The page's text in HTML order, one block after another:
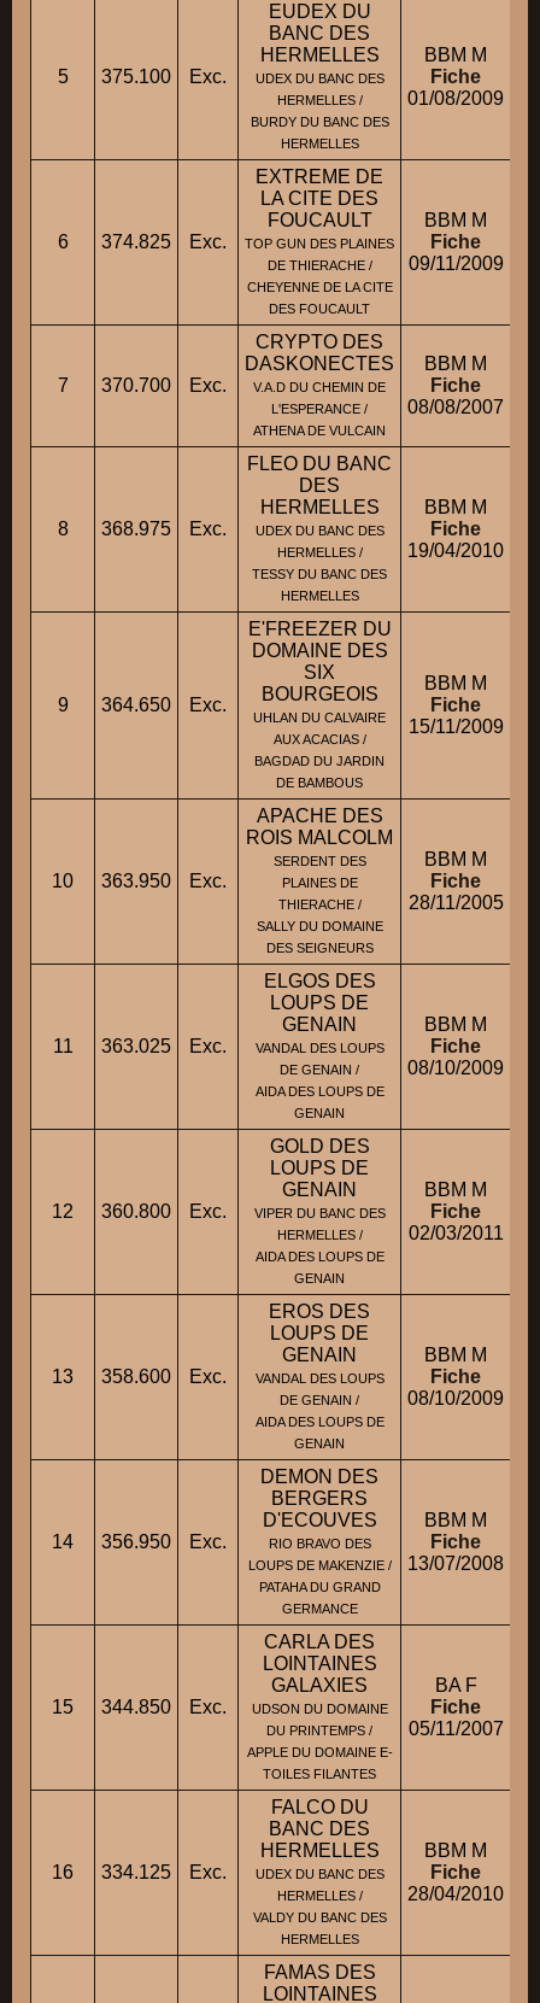
5 375.100 Exc.
EUDEX DU
BANC DES
HERMELLES
UDEX DU BANC DES
HERMELLES /
BURDY DU BANC DES
HERMELLES
BBM M
Fiche
01/08/2009
6 374.825 Exc.
EXTREME DE
LA CITE DES
FOUCAULT
TOP GUN DES PLAINES
DE THIERACHE /
CHEYENNE DE LA CITE
DES FOUCAULT
BBM M
Fiche
09/11/2009
7 370.700 Exc.
CRYPTO DES
DASKONECTES
V.A.D DU CHEMIN DE
L'ESPERANCE /
ATHENA DE VULCAIN
BBM M
Fiche
08/08/2007
8 368.975 Exc.
FLEO DU BANC
DES
HERMELLES
UDEX DU BANC DES
HERMELLES /
TESSY DU BANC DES
HERMELLES
BBM M
Fiche
19/04/2010
9 364.650 Exc.
E'FREEZER DU
DOMAINE DES
SIX
BOURGEOIS
UHLAN DU CALVAIRE
AUX ACACIAS /
BAGDAD DU JARDIN
DE BAMBOUS
BBM M
Fiche
15/11/2009
10 363.950 Exc.
APACHE DES
ROIS MALCOLM
SERDENT DES
PLAINES DE
THIERACHE /
SALLY DU DOMAINE
DES SEIGNEURS
BBM M
Fiche
28/11/2005
11 363.025 Exc.
ELGOS DES
LOUPS DE
GENAIN
VANDAL DES LOUPS
DE GENAIN /
AIDA DES LOUPS DE
GENAIN
BBM M
Fiche
08/10/2009
12 360.800 Exc.
GOLD DES
LOUPS DE
GENAIN
VIPER DU BANC DES
HERMELLES /
AIDA DES LOUPS DE
GENAIN
BBM M
Fiche
02/03/2011
13 358.600 Exc.
EROS DES
LOUPS DE
GENAIN
VANDAL DES LOUPS
DE GENAIN /
AIDA DES LOUPS DE
GENAIN
BBM M
Fiche
08/10/2009
14 356.950 Exc.
DEMON DES
BERGERS
D'ECOUVES
RIO BRAVO DES
LOUPS DE MAKENZIE /
PATAHA DU GRAND
GERMANCE
BBM M
Fiche
13/07/2008
15 344.850 Exc.
CARLA DES
LOINTAINES
GALAXIES
UDSON DU DOMAINE
DU PRINTEMPS /
APPLE DU DOMAINE E-
TOILES FILANTES
BA F
Fiche
05/11/2007
16 334.125 Exc.
FALCO DU
BANC DES
HERMELLES
UDEX DU BANC DES
HERMELLES /
VALDY DU BANC DES
HERMELLES
BBM M
Fiche
28/04/2010
FAMAS DES
LOINTAINES